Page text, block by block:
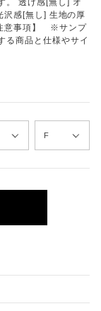
。 透け感[無し] オ
沢感[無し] 生地の厚
意事項】 ※サンプ
商品と仕様やサイ